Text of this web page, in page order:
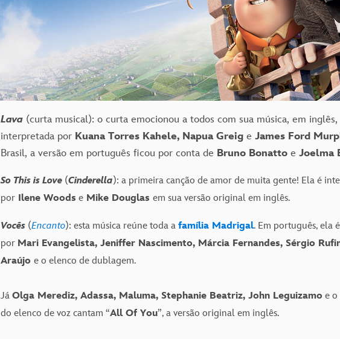
Lava (curta musical): o curta emocionou a todos com sua música, em inglês,
interpretada por Kuana Torres Kahele, Napua Greig e James Ford
Brasil, a versão em português ficou por conta de Bruno Bonatto e Joelma
So This is Love (Cinderella): a primeira canção de amor de muita gente! Ela é
por Ilene Woods e Mike Douglas em sua versão original em inglês.
Vocês (Encanto): esta música reúne toda a família Madrigal. Em português, ela
por Mari Evangelista, Jeniffer Nascimento, Márcia Fernandes, Sérgio
Araújo e o elenco de dublagem.
Já Olga Merediz, Adassa, Maluma, Stephanie Beatriz, John Leguizamo e o
do elenco de voz cantam “All Of You”, a versão original em inglês.